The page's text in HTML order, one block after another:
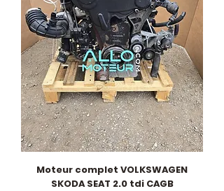
Moteur complet VOLKSWAGEN
SKODA SEAT 2.0 tdi CAGB